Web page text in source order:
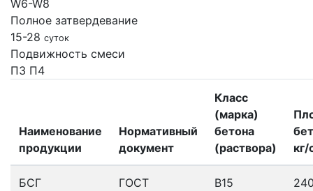
W6-W8
Полное затвердевание
15-28 суток
Подвижность смеси
П3 П4
Наименование
продукции
Нормативный
документ
Класс
(марка)
бетона
(раствора)
кг/
БСГ
ГОСТ
В15